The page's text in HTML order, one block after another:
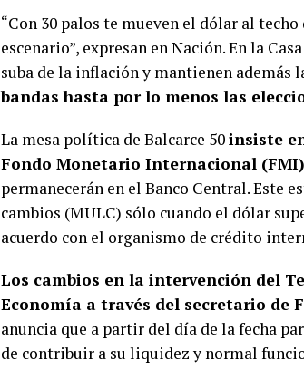
“Con 30 palos te mueven el dólar al
escenario”, expresan en Nación. En la
suba de la inflación y mantienen además
bandas hasta por lo menos las
La mesa política de Balcarce 50insiste
Fondo Monetario Internacional (FMI)
permanecerán en el Banco Central. Este
cambios (MULC) sólo cuando el dólar
acuerdo con el organismo de crédito
Los cambios en la intervención del
Economía a través del secretario de
anuncia que a partir del día de la fecha
de contribuir a su liquidez y normal